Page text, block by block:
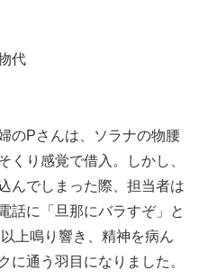
代
のPさんは、ソラナの物腰
くり感覚で借入。しかし、
んでしまった際、担当者は
話に「旦那にバラすぞ」と
上鳴り響き、精神を病ん
に通う羽目になりました。